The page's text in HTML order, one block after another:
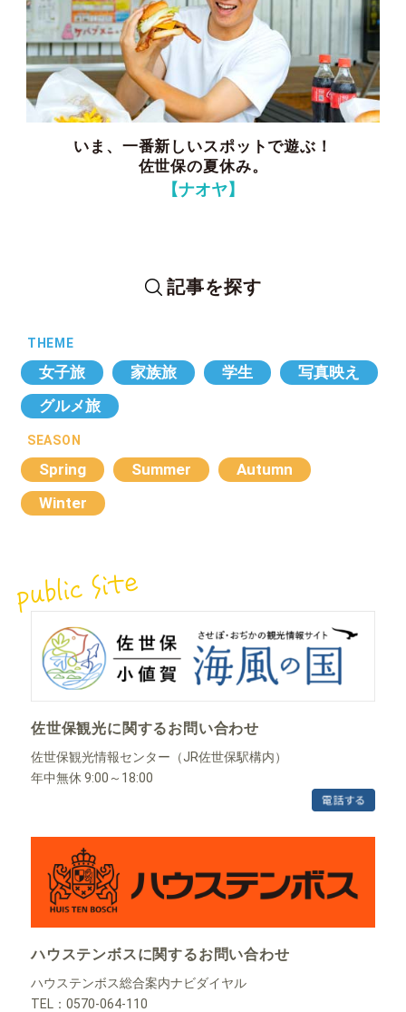
いま、一番新しいスポットで遊ぶ！
佐世保の夏休み。
【ナオヤ】
記事を探す
THEME
女子旅 家族旅 学生
写真映え
グルメ旅
SEASON
Spring Summer
Autumn
Winter
佐世保観光に関するお問い合わせ
佐世保観光情報センター（JR佐世保駅構内）
年中無休 9:00～18:00
ハウステンボスに関するお問い合わせ
ハウステンボス総合案内ナビダイヤル
TEL：0570-064-110